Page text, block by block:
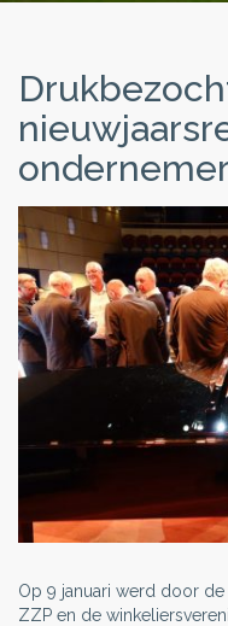
Op 9 januari werd door de
ZZP en de